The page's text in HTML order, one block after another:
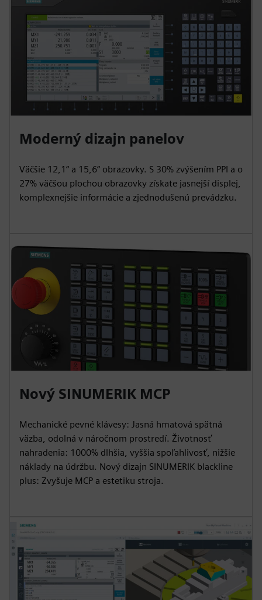
Moderný dizajn panelov
Väčšie 12,1“ a 15,6“ obrazovky. S 30% zvýšením PPI a o
27% väčšou plochou obrazovky získate jasnejší displej,
komplexnejšie informácie a zjednodušenú prevádzku.
Nový SINUMERIK MCP
Mechanické pevné klávesy: Jasná hmatová spätná
väzba, odolná v náročnom prostredí. Životnosť
nahradenia: 1000% dlhšia, vyššia spoľahlivosť, nižšie
náklady na údržbu. Nový dizajn SINUMERIK blackline
plus: Zvyšuje MCP a estetiku stroja.